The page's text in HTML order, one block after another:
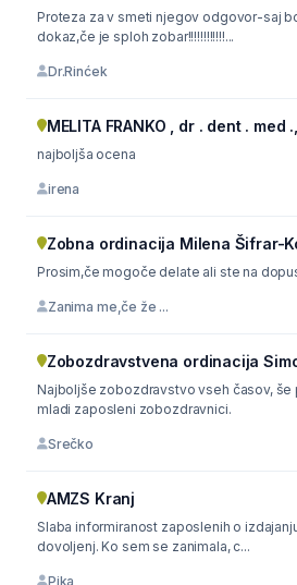
Proteza za v smeti njegov odgovor-saj
dokaz,če je sploh zobar!!!!!!!!!!!!...
Dr.Rinćek
MELITA FRANKO , dr . dent . med
najboljša ocena
irena
Zobna ordinacija Milena Šifrar-
Prosim,če mogoče delate ali ste na
Zanima me,če že ...
Zobozdravstvena ordinacija
Najboljše zobozdravstvo vseh časov, še
mladi zaposleni zobozdravnici.
Srečko
AMZS Kranj
Slaba informiranost zaposlenih o
dovoljenj. Ko sem se zanimala, c...
Pika